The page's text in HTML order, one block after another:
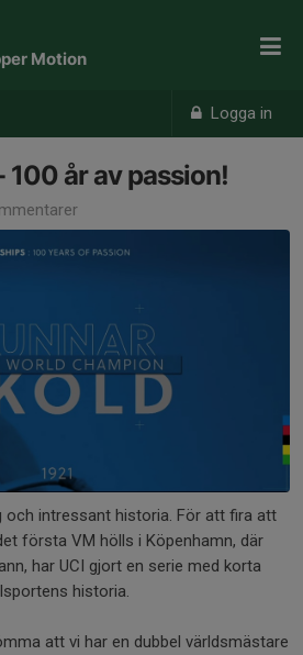
Logga in
Motion
100 år av passion!
och intressant historia. För att fira att
första VM hölls i Köpenhamn, där
har UCI gjort en serie med korta
historia.
att vi har en dubbel världsmästare